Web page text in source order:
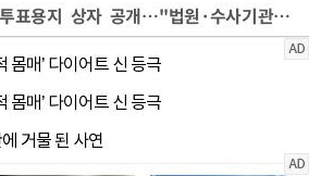
전한길, '폐기 의혹' 투표용지 상자 공개…"법원·수사기관 제출 검토"(종합)